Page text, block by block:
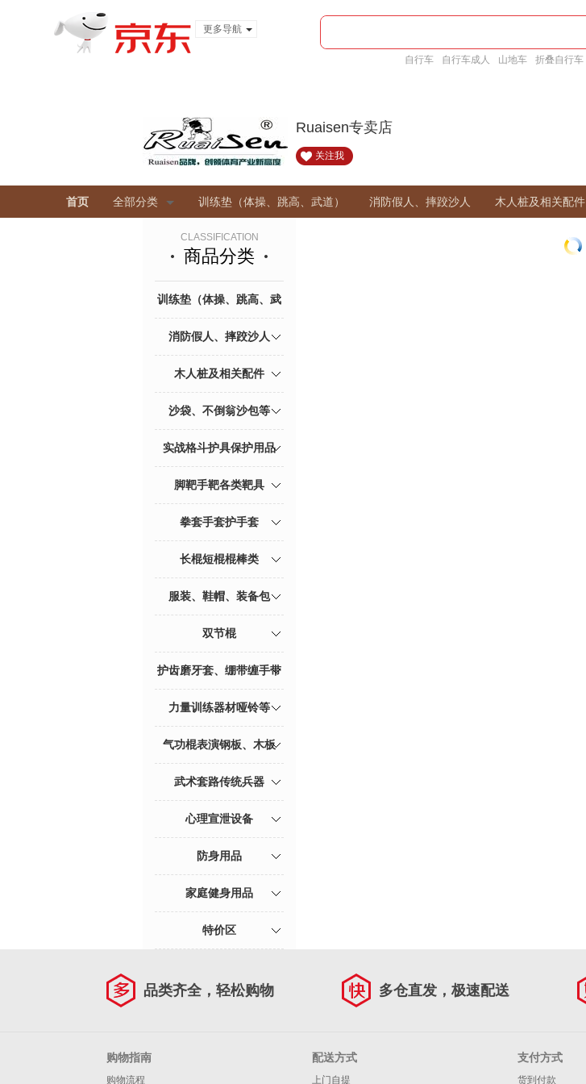
更多导航
自行车 自行车成人 山地车 折叠自行车
Ruaisen专卖店
关注我
首页 全部分类 训练垫（体操、跳高、武道） 消防假人、摔跤沙人 木人桩及相关配件
CLASSIFICATION
商品分类
训练垫（体操、跳高、武
道）
消防假人、摔跤沙人
木人桩及相关配件
沙袋、不倒翁沙包等
实战格斗护具保护用品
脚靶手靶各类靶具
拳套手套护手套
长棍短棍棍棒类
服装、鞋帽、装备包
双节棍
护齿磨牙套、绷带缠手带
力量训练器材哑铃等
气功棍表演钢板、木板
武术套路传统兵器
心理宣泄设备
防身用品
家庭健身用品
特价区
品类齐全，轻松购物 多仓直发，极速配送
购物指南
购物流程
配送方式
上门自提
支付方式
货到付款